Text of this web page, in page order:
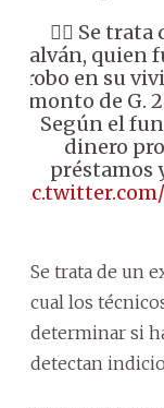
👉🏼 Se
Galván, quien
robo en su
monto de G.
Según el
dinero
préstamos
Se trata de un
cual los
determinar si
detectan